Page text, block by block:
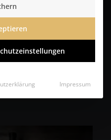
Impressum